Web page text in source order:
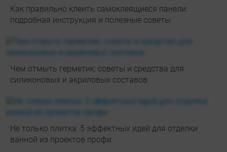
Как правильно клеить самоклеящиеся панели:
подробная инструкция и полезные советы
Чем отмыть герметик: советы и средства для
силиконовых и акриловых составов
Не только плитка: 5 эффектных идей для отделки
ванной из проектов профи